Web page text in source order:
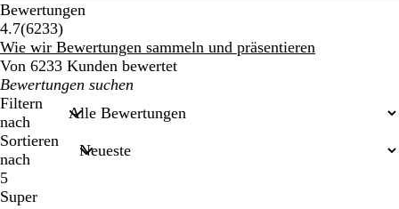
Bewertungen
4.7(62336233
Bewertungen
)
Wie wir Bewertungen sammeln und präsentieren
Von 6233 Kunden bewertet
Meine
Sucheingaben
Filtern
nach
Sortieren
nach
5
Super